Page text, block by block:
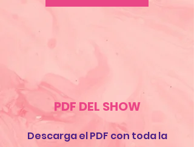
PDF DEL SHOW
Descarga el PDF con toda la